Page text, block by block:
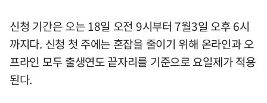
신청 기간은 오는 18일 오전 9시부터 7월3일 오후 6시
까지다. 신청 첫 주에는 혼잡을 줄이기 위해 온라인과 오
프라인 모두 출생연도 끝자리를 기준으로 요일제가 적용
된다.